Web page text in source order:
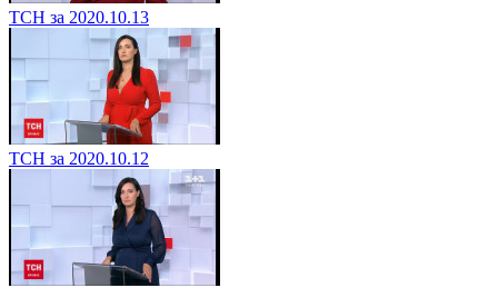
ТСН за 2020.10.13
ТСН за 2020.10.12